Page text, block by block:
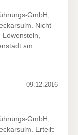
GmbH,
Nicht
Löwenstein,
am
09.12.2016
GmbH,
Erteilt: